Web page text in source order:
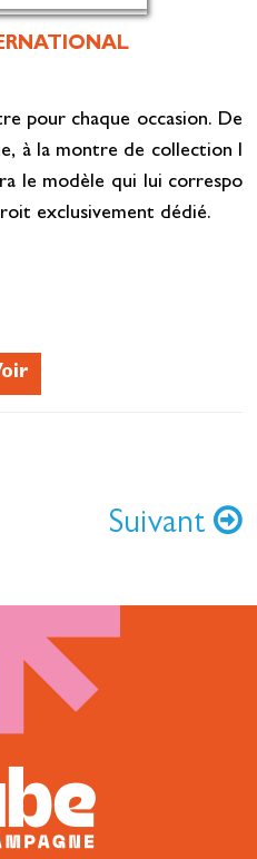
pour chaque occasion. De
à la montre de collection l
le modèle qui lui correspo
exclusivement dédié.
Suivant